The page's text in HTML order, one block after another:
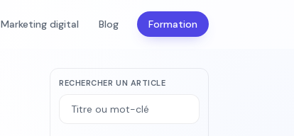
Marketing digital Blog Formation
RECHERCHER UN ARTICLE